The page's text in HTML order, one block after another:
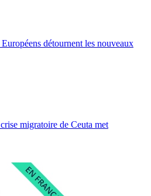
détournent les nouveaux
migratoire de Ceuta met